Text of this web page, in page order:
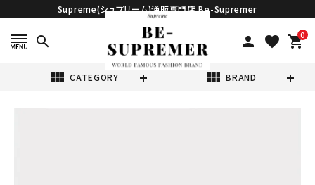
Supreme(シュプリーム)通販専門店 Be-Supremer
search person favorite 0
shopping_cart
view_module CATEGORY view_module BRAND